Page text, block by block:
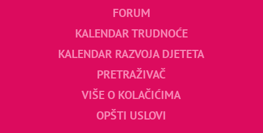
FORUM
KALENDAR TRUDNOĆE
KALENDAR RAZVOJA DJETETA
PRETRAŽIVAČ
VIŠE O KOLAČIĆIMA
OPŠTI USLOVI